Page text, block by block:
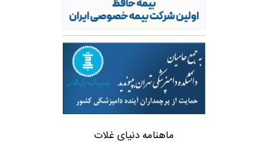
ماهنامه دنیای غلات